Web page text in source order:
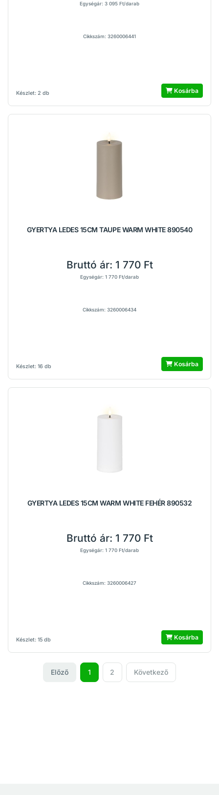
Készlet: 2 db
Egységár: 3 095 Ft/darab
Cikkszám: 3260006441
Kosárba
GYERTYA LEDES 15CM TAUPE WARM WHITE 890540
Készlet: 16 db
Bruttó ár: 1 770 Ft
Egységár: 1 770 Ft/darab
Cikkszám: 3260006434
Kosárba
GYERTYA LEDES 15CM WARM WHITE FEHÉR 890532
Készlet: 15 db
Bruttó ár: 1 770 Ft
Egységár: 1 770 Ft/darab
Cikkszám: 3260006427
Kosárba
Előző 1 2 Következő